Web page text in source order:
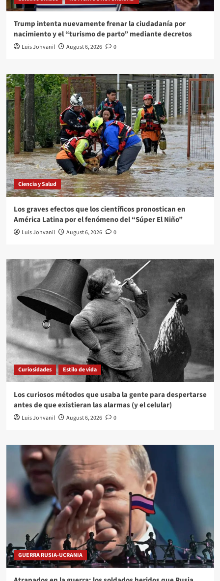
Trump intenta nuevamente frenar la ciudadanía por
nacimiento y el “turismo de parto” mediante decretos
Luis Johvanil August 6, 2026 0
Ciencia y Salud
Los graves efectos que los científicos pronostican en
América Latina por el fenómeno del “Súper El Niño”
Luis Johvanil August 6, 2026 0
Curiosidades Estilo de vida
Los curiosos métodos que usaba la gente para despertarse
antes de que existieran las alarmas (y el celular)
Luis Johvanil August 6, 2026 0
GUERRA RUSIA-UCRANIA